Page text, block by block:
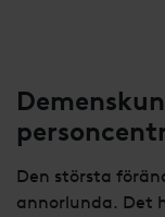
Den största
annorlunda. Det